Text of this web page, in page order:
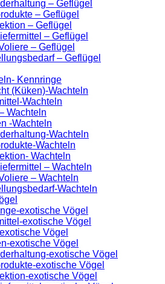
– Geflügel
– Geflügel
– Geflügel
– Geflügel
– Geflügel
– Geflügel
Kennringe
(Küken)-Wachteln
Wachteln
Wachteln
-Wachteln
Wachteln
Wachteln
Wachteln
– Wachteln
– Wachteln
Wachteln
exotische Vögel
exotische Vögel
Vögel
exotische Vögel
exotische Vögel
exotische Vögel
exotische Vögel